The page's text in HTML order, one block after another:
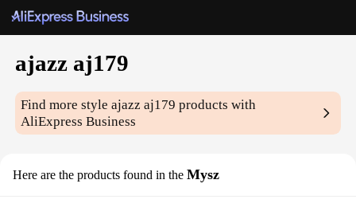
ajazz aj179
Find more styleajazz aj179 products with
AliExpress Business
Here are the products found in the Mysz